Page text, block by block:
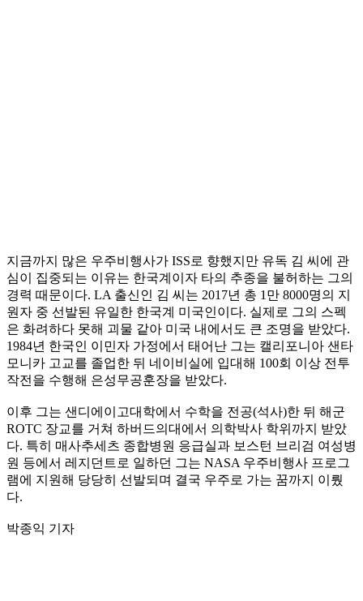
지금까지 많은 우주비행사가 ISS로 향했지만 유독 김 씨에 관
심이 집중되는 이유는 한국계이자 타의 추종을 불허하는 그의
경력 때문이다. LA 출신인 김 씨는 2017년 총 1만 8000명의 지
원자 중 선발된 유일한 한국계 미국인이다. 실제로 그의 스펙
은 화려하다 못해 괴물 같아 미국 내에서도 큰 조명을 받았다.
1984년 한국인 이민자 가정에서 태어난 그는 캘리포니아 샌타
모니카 고교를 졸업한 뒤 네이비실에 입대해 100회 이상 전투
작전을 수행해 은성무공훈장을 받았다.
이후 그는 샌디에이고대학에서 수학을 전공(석사)한 뒤 해군
ROTC 장교를 거쳐 하버드의대에서 의학박사 학위까지 받았
다. 특히 매사추세츠 종합병원 응급실과 보스턴 브리검 여성병
원 등에서 레지던트로 일하던 그는 NASA 우주비행사 프로그
램에 지원해 당당히 선발되며 결국 우주로 가는 꿈까지 이뤘
다.
박종익 기자